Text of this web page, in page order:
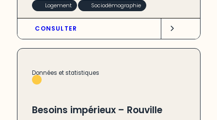
Logement Sociodémographie
CONSULTER
Données et statistiques
Besoins impérieux – Rouville